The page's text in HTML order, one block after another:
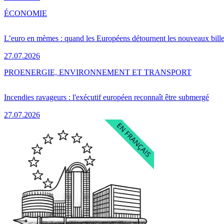
L’euro en mèmes : quand les Européens détournent les nouveaux
27.07.2026
ÉCONOMIE
Incendies ravageurs : l'exécutif européen reconnaît être submergé
27.07.2026
PROENERGIE, ENVIRONNEMENT ET TRANSPORT